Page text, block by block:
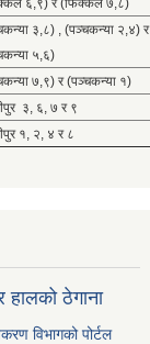
३,८) , (पञ्चकन्या २,४) र
५,६)
७,९) र (पञ्चकन्या १)
३, ६, ७ र ९
१, २, ४ र ८
हालको ठेगाना
विभागको पोर्टल